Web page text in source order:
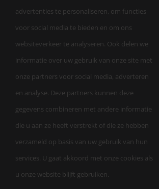
© Copyright | Trainingsschool AW
KVK 863459232026 | LuxWebsites|
Reserved |Privacybeleid|
voorwaarden
advertenties te personaliseren, om functies
voor social media te bieden en om ons
websiteverkeer te analyseren. Ook delen we
informatie over uw gebruik van onze site met
onze partners voor social media, adverteren
en analyse. Deze partners kunnen deze
gegevens combineren met andere informatie
die u aan ze heeft verstrekt of die ze hebben
verzameld op basis van uw gebruik van hun
services. U gaat akkoord met onze cookies als
u onze website blijft gebruiken.